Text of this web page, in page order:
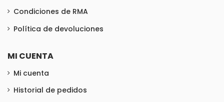
Condiciones de RMA
Política de devoluciones
MI CUENTA
Mi cuenta
Historial de pedidos